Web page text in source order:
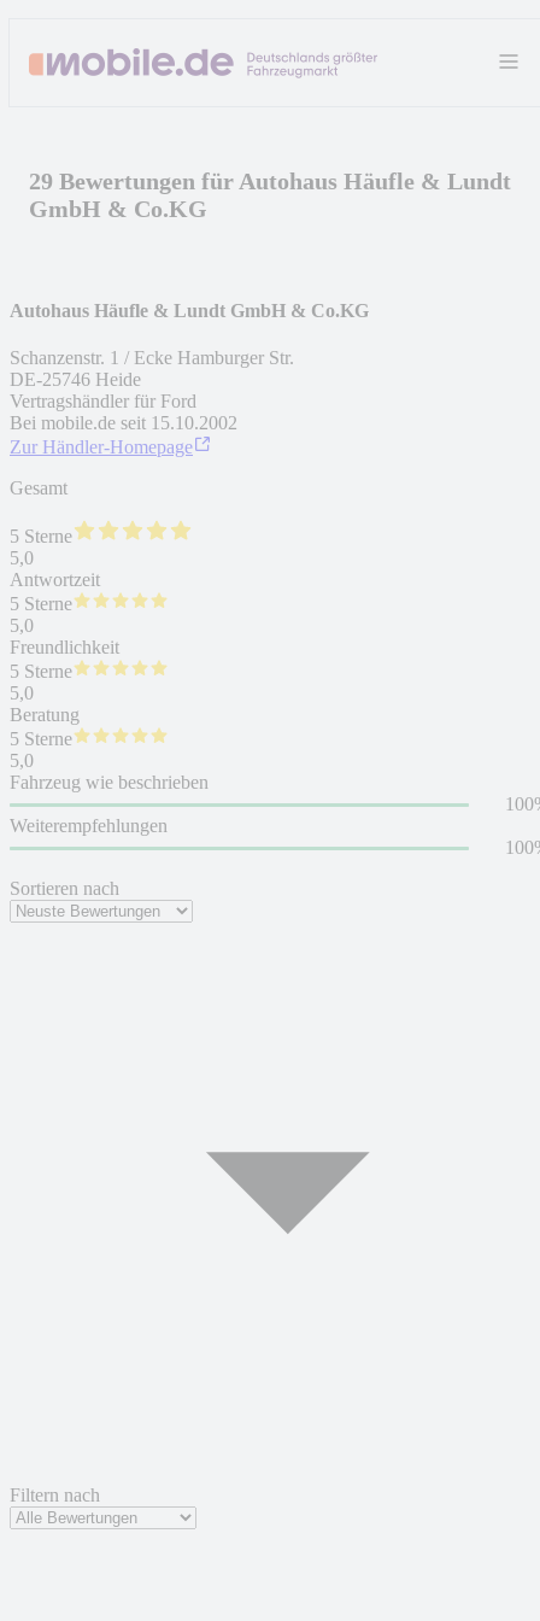
29 Bewertungen für Autohaus Häufle & Lundt
GmbH & Co.KG
Sortieren nach
Filtern nach
Autohaus Häufle & Lundt GmbH & Co.KG
Schanzenstr. 1 / Ecke Hamburger Str.
DE-25746 Heide
Vertragshändler für Ford
Bei mobile.de seit 15.10.2002
Zur Händler-Homepage
Gesamt
5 Sterne
5,0
Antwortzeit
5 Sterne
5,0
Freundlichkeit
5 Sterne
5,0
Beratung
5 Sterne
5,0
Fahrzeug wie beschrieben
Weiterempfehlungen